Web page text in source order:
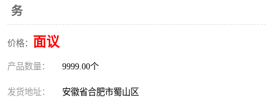
务
价格： 面议
产品数量： 9999.00个
发货地址： 安徽省合肥市蜀山区